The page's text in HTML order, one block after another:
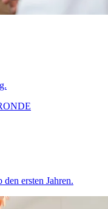
ersten Jahren.